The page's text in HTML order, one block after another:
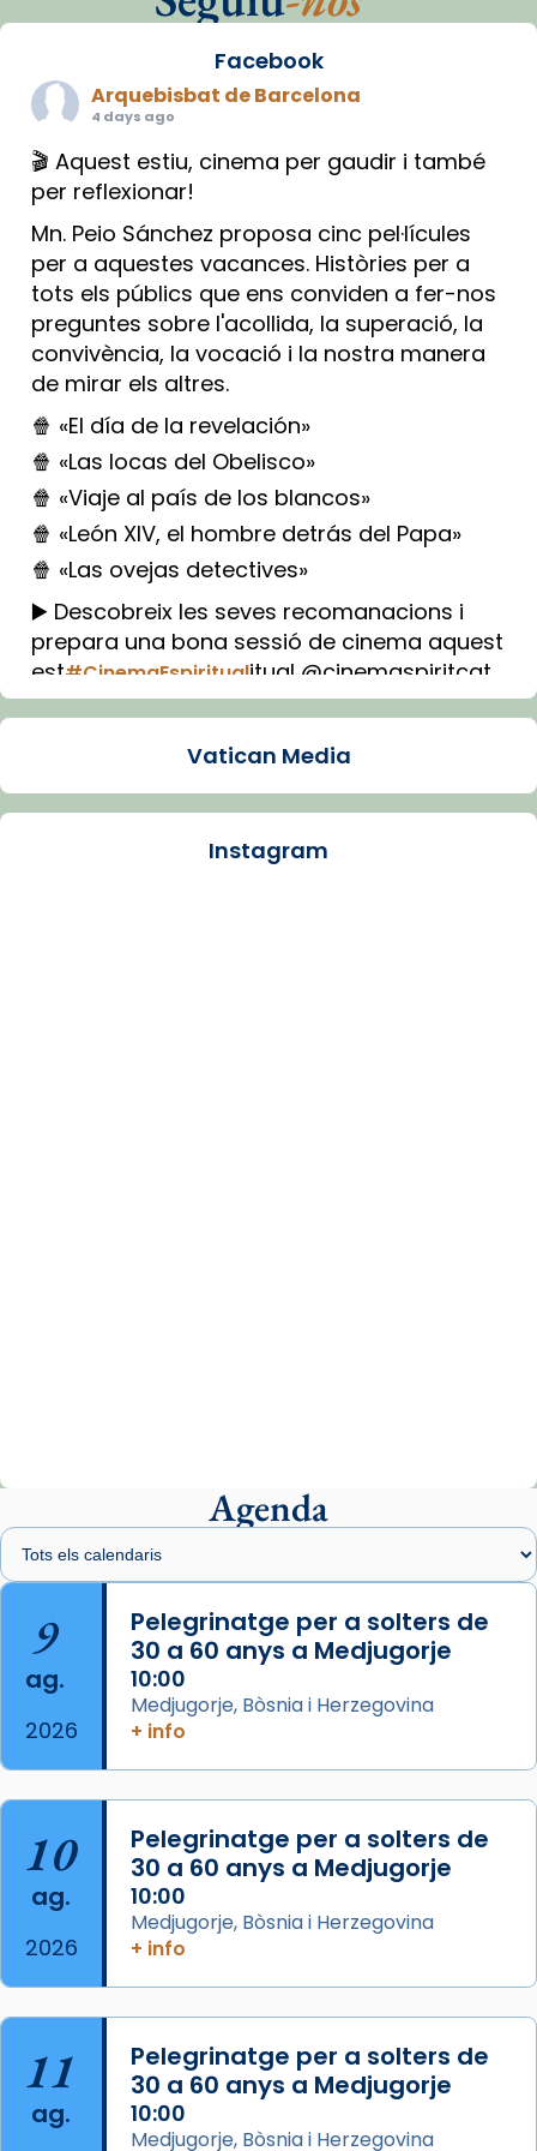
Facebook
Arquebisbat de Barcelona
4 days ago
🎬 Aquest estiu, cinema per gaudir i també
per reflexionar!
Mn. Peio Sánchez proposa cinc pel·lícules
per a aquestes vacances. Històries per a
tots els públics que ens conviden a fer-nos
preguntes sobre l'acollida, la superació, la
convivència, la vocació i la nostra manera
de mirar els altres.
🍿 «El día de la revelación»
🍿 «Las locas del Obelisco»
🍿 «Viaje al país de los blancos»
🍿 «León XIV, el hombre detrás del Papa»
🍿 «Las ovejas detectives»
▶️ Descobreix les seves recomanacions i
prepara una bona sessió de cinema aquest
est#CinemaEspiritualitual @cinemaspiritcat
Imatge: Generada amb IA (OpenAI)
View on Facebook · Share
Arquebisbat de Barcelona
presidit aquest 27 de juliol la missa de Les
Santes de Mataró.
🔗
📸 J. Merino
Photo
View on Facebook ·
de Barcelona.
2 weeks ago
Aquest dilluns, 27 de juliol, ha tingut lloc la
missa d’acció de gràcies en agraïment al
comitè organitzador de la visita apostòlica
del Sant Pare Lleó XIV a Barcelona, i als
col·laboradors, a la Catedral de Barcelona.
concelebrat el bisbe auxiliar de Barcelona,
Mons. David Abadías.
📸 Dr. G. Simón
Vatican Media
Instagram
Agenda
9
ag.
2026
Pelegrinatge per a solters de
30 a 60 anys a Medjugorje
10:00
Medjugorje, Bòsnia i Herzegovina
+ info
10
ag.
2026
Pelegrinatge per a solters de
30 a 60 anys a Medjugorje
10:00
Medjugorje, Bòsnia i Herzegovina
+ info
11
ag.
Pelegrinatge per a solters de
30 a 60 anys a Medjugorje
10:00
Medjugorje, Bòsnia i Herzegovina